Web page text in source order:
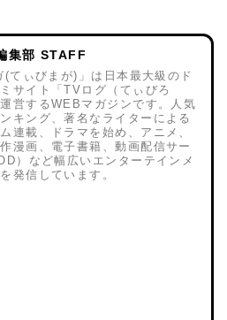
集部 STAFF
(てぃびまが)」は日本最大級のド
サイト「TVログ（てぃびろ
営するWEBマガジンです。人気
キング、著名なライターによる
連載、ドラマを始め、アニメ、
漫画、電子書籍、動画配信サー
）など幅広いエンターテインメ
発信しています。